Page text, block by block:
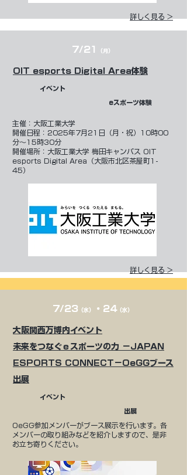
詳しく見る >
7/21 （月）
OIT esports Digital Area体験
イベント
eスポーツ体験
主催：大阪工業大学
開催日程：2025年7月21日（月・祝）10時00
分～15時30分
開催場所：大阪工業大学 梅田キャンパス OIT
esports Digital Area（大阪市北区茶屋町1-
45）
詳しく見る >
7/23 （水） ・24（水）
​​大阪関西万博内イベント​
未来をつなぐｅスポーツの力 －JAPAN
ESPORTS CONNECT－OeGGブース
出展​
イベント
出展
​​OeGG参加メンバーがブース展示を行います。各
メンバーの取り組みなどを紹介しますので、是非
お立ち寄りください。